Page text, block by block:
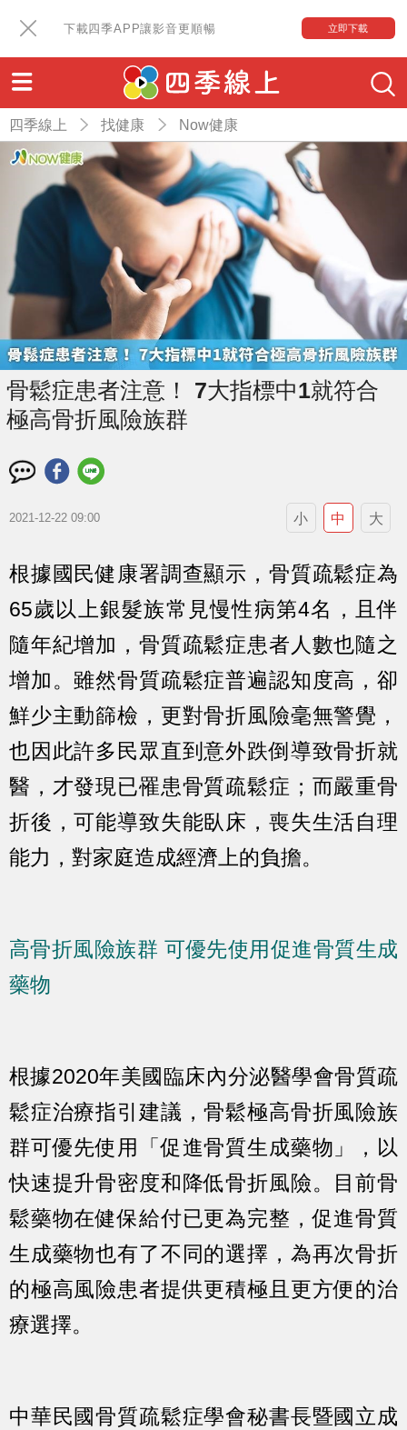
下載四季APP讓影音更順暢 立即下載
四季線上 找健康 Now健康
骨鬆症患者注意！ 7大指標中1就符合
極高骨折風險族群
2021-12-22 09:00 小 中 大
根據國民健康署調查顯示，骨質疏鬆症為
65歲以上銀髮族常見慢性病第4名，且伴
隨年紀增加，骨質疏鬆症患者人數也隨之
增加。雖然骨質疏鬆症普遍認知度高，卻
鮮少主動篩檢，更對骨折風險毫無警覺，
也因此許多民眾直到意外跌倒導致骨折就
醫，才發現已罹患骨質疏鬆症；而嚴重骨
折後，可能導致失能臥床，喪失生活自理
能力，對家庭造成經濟上的負擔。
高骨折風險族群 可優先使用促進骨質生成
藥物
根據2020年美國臨床內分泌醫學會骨質疏
鬆症治療指引建議，骨鬆極高骨折風險族
群可優先使用「促進骨質生成藥物」，以
快速提升骨密度和降低骨折風險。目前骨
鬆藥物在健保給付已更為完整，促進骨質
生成藥物也有了不同的選擇，為再次骨折
的極高風險患者提供更積極且更方便的治
療選擇。
中華民國骨質疏鬆症學會秘書長暨國立成